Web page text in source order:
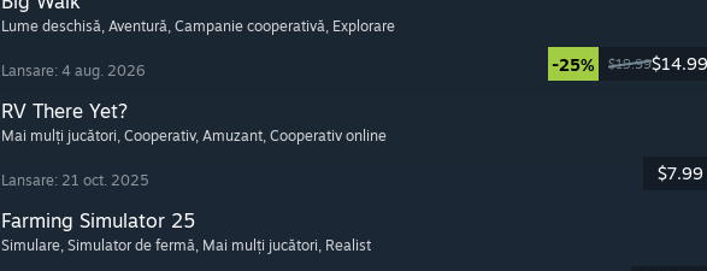
Lume deschisă, Aventură, Campanie cooperativă, Explorare
Lansare: 4 aug. 2026 -25% $19.99$14.99
RV There Yet?
Mai mulți jucători, Cooperativ, Amuzant, Cooperativ online
Lansare: 21 oct. 2025 $7.99
Farming Simulator 25
Simulare, Simulator de fermă, Mai mulți jucători, Realist